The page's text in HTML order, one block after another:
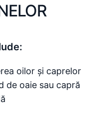
oilor și caprelor
de oaie sau capră